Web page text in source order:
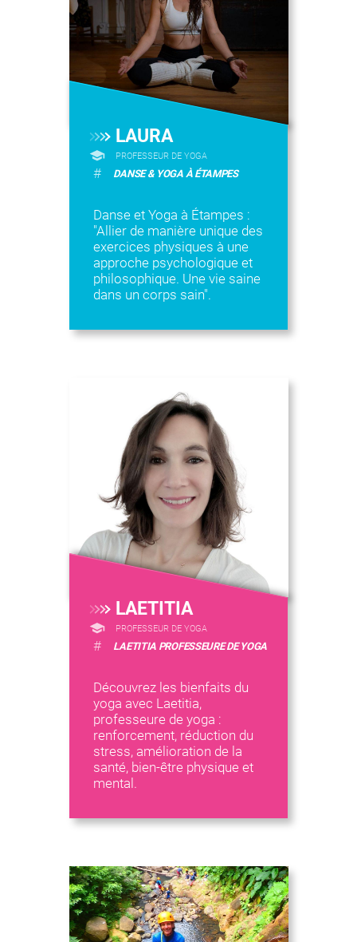
LAURA
PROFESSEUR DE YOGA
# DANSE & YOGA À ÉTAMPES
Danse et Yoga à Étampes :
"Allier de manière unique des
exercices physiques à une
approche psychologique et
philosophique. Une vie saine
dans un corps sain".
LAETITIA
PROFESSEUR DE YOGA
# LAETITIA PROFESSEURE DE YOGA
Découvrez les bienfaits du
yoga avec Laetitia,
professeure de yoga :
renforcement, réduction du
stress, amélioration de la
santé, bien-être physique et
mental.